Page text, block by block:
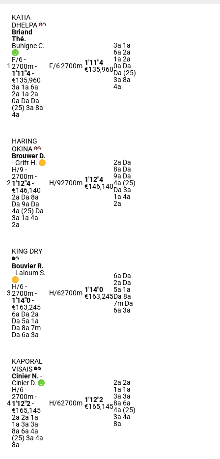
1
KATIA
DHELPA
Briand
Thé. -
Buhigne C.
F/6 -
2700m-
1'11"4-
€135,960
3a 1a 6a
2a 1a 2a
0a Da Da
(25) 3a 8a
4a
F/62700m 1'11"4
€135,960
3a 1a
6a 2a
1a 2a
0a Da
Da (25)
3a 8a
4a
2
HARING
OKINA
Brouwer D.
-Grift H.
H/9 -
2700m-
1'12"4-
€146,140
2a Da 8a
Da 9a Da
4a (25) Da
3a 1a 4a
2a
H/92700m 1'12"4
€146,140
2a Da
8a Da
9a Da
4a (25)
Da 3a
1a 4a
2a
3
KING DRY
Bouvier R.
- Laloum S.
H/6 -
2700m-
1'14"0-
€163,245
6a Da 2a
Da 5a 1a
Da 8a 7m
Da 6a 3a
H/62700m 1'14"0
€163,245
6a Da
2a Da
5a 1a
Da 8a
7m Da
6a 3a
4
KAPORAL
VISAIS
Cinier N. -
Cinier D.
H/6 -
2700m-
1'12"2-
€165,145
2a 2a 1a
1a 3a 3a
8a 6a 4a
(25) 3a 4a
8a
H/62700m 1'12"2
€165,145
2a 2a
1a 1a
3a 3a
8a 6a
4a (25)
3a 4a
8a